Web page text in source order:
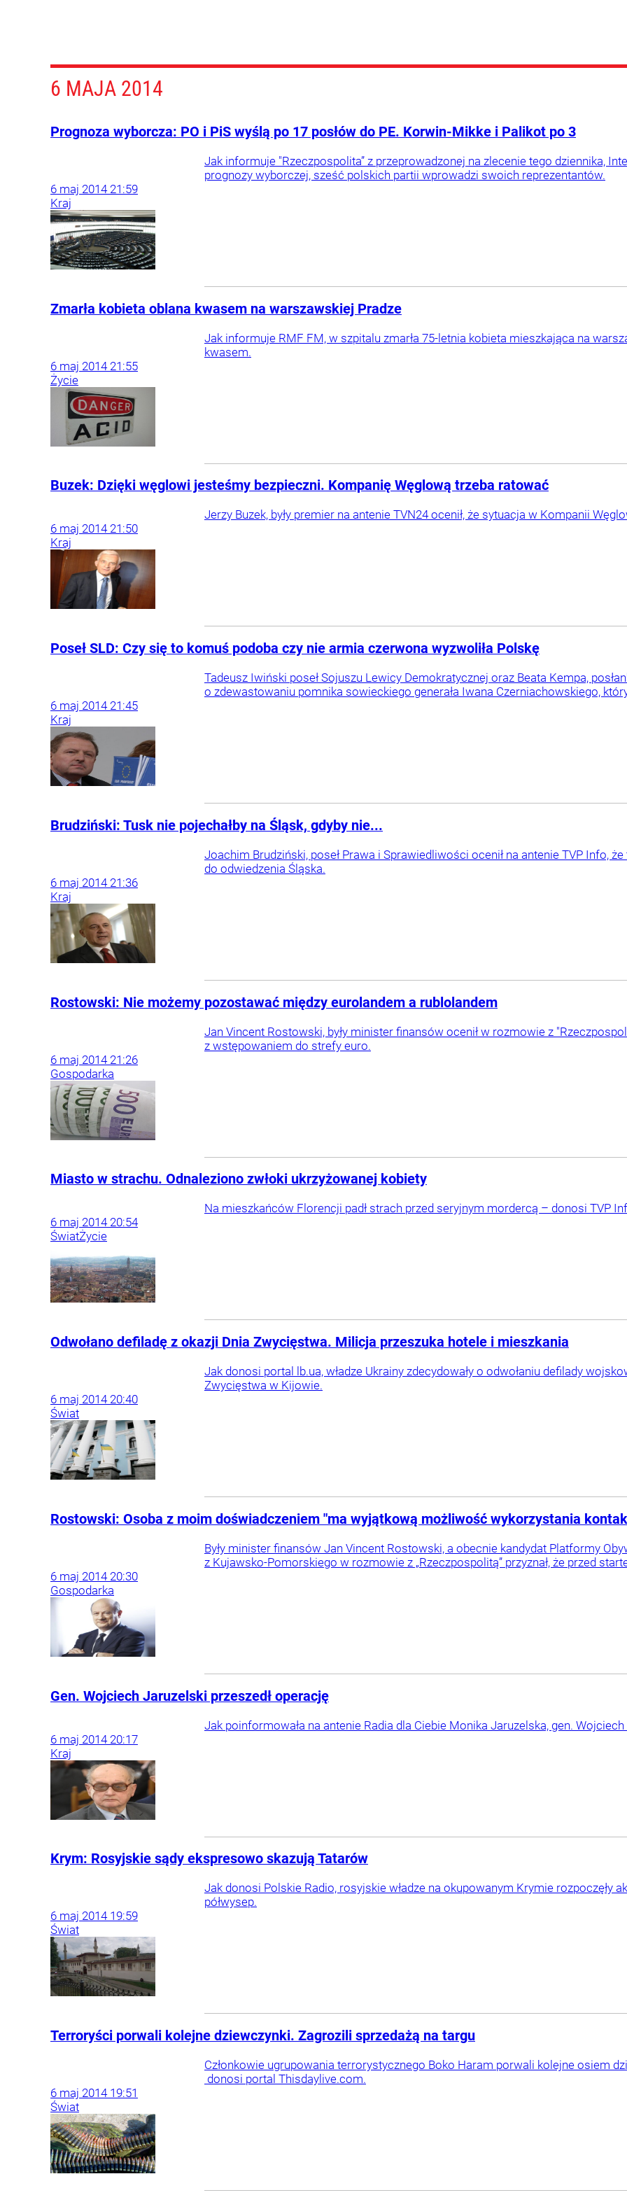
6 MAJA 2014
Prognoza wyborcza: PO i PiS wyślą po 17 posłów do PE. Korwin-Mikke i Palikot po 3
Jak informuje "Rzeczpospolita” z przeprowadzonej na zlecenie tego dziennika,
prognozy wyborczej, sześć polskich partii wprowadzi swoich reprezentantów.
6 maj 2014 21:59
Kraj
Zmarła kobieta oblana kwasem na warszawskiej Pradze
Jak informuje RMF FM, w szpitalu zmarła 75-letnia kobieta mieszkająca na
kwasem.
6 maj 2014 21:55
Życie
Buzek: Dzięki węglowi jesteśmy bezpieczni. Kompanię Węglową trzeba ratować
Jerzy Buzek, były premier na antenie TVN24 ocenił, że sytuacja w Kompanii
6 maj 2014 21:50
Kraj
Poseł SLD: Czy się to komuś podoba czy nie armia czerwona wyzwoliła Polskę
Tadeusz Iwiński poseł Sojuszu Lewicy Demokratycznej oraz Beata Kempa,
o zdewastowaniu pomnika sowieckiego generała Iwana Czerniachowskiego,
6 maj 2014 21:45
Kraj
Brudziński: Tusk nie pojechałby na Śląsk, gdyby nie...
Joachim Brudziński, poseł Prawa i Sprawiedliwości ocenił na antenie TVP Info,
do odwiedzenia Śląska.
6 maj 2014 21:36
Kraj
Rostowski: Nie możemy pozostawać między eurolandem a rublolandem
Jan Vincent Rostowski, były minister finansów ocenił w rozmowie z
z wstępowaniem do strefy euro.
6 maj 2014 21:26
Gospodarka
Miasto w strachu. Odnaleziono zwłoki ukrzyżowanej kobiety
Na mieszkańców Florencji padł strach przed seryjnym mordercą – donosi TVP
6 maj 2014 20:54
ŚwiatŻycie
Odwołano defiladę z okazji Dnia Zwycięstwa. Milicja przeszuka hotele i mieszkania
Jak donosi portal lb.ua, władze Ukrainy zdecydowały o odwołaniu defilady
Zwycięstwa w Kijowie.
6 maj 2014 20:40
Świat
Rostowski: Osoba z moim doświadczeniem "ma wyjątkową możliwość wykorzystania
Były minister finansów Jan Vincent Rostowski, a obecnie kandydat Platformy
z Kujawsko-Pomorskiego w rozmowie z „Rzeczpospolitą” przyznał, że przed
6 maj 2014 20:30
Gospodarka
Gen. Wojciech Jaruzelski przeszedł operację
Jak poinformowała na antenie Radia dla Ciebie Monika Jaruzelska, gen.
6 maj 2014 20:17
Kraj
Krym: Rosyjskie sądy ekspresowo skazują Tatarów
Jak donosi Polskie Radio, rosyjskie władze na okupowanym Krymie rozpoczęły
półwysep.
6 maj 2014 19:59
Świat
Terroryści porwali kolejne dziewczynki. Zagrozili sprzedażą na targu
Członkowie ugrupowania terrorystycznego Boko Haram porwali kolejne osiem
donosi portal Thisdaylive.com.
6 maj 2014 19:51
Świat